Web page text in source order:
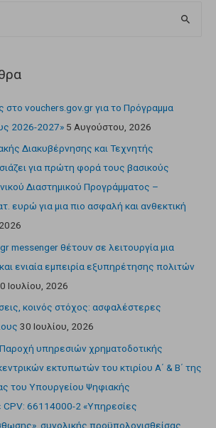
στο vouchers.gov.gr για το Πρόγραμμα
2026-2027» 5 Αυγούστου, 2026
Διακυβέρνησης και Τεχνητής
για πρώτη φορά τους βασικούς
Διαστημικού Προγράμματος –
ευρώ για μια πιο ασφαλή και ανθεκτική
messenger θέτουν σε λειτουργία μια
ενιαία εμπειρία εξυπηρέτησης πολιτών
Ιουλίου, 2026
κοινός στόχος: ασφαλέστερες
30 Ιουλίου, 2026
υπηρεσιών χρηματοδοτικής
εκτυπωτών του κτιρίου Α΄ & Β΄ της
του Υπουργείου Ψηφιακής
CPV: 66114000-2 «Υπηρεσίες
συνολικής προϋπολογισθείσας